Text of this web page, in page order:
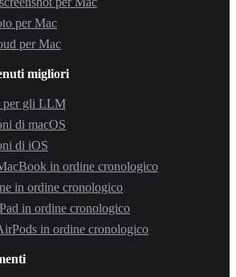
per Mac
per Mac
migliori
per gli LLM
di macOS
di iOS
in ordine cronologico
in ordine cronologico
in ordine cronologico
in ordine cronologico